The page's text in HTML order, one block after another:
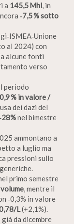
a 145,5 Mhl, in
‑7,5 % sotto
al 2024) con
alcune fonti
verso
periodo
% in valore /
dei dazi del
nel bimestre
ammontano a
a luglio ma
pressioni sullo
primo semestre
, mentre il
‑0,3% in valore
L(+2,1%).
da dicembre